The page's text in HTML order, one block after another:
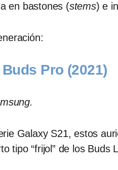
en bastones (stems) e
Pro (2021)
Galaxy S21, estos
tipo “frijol” de los